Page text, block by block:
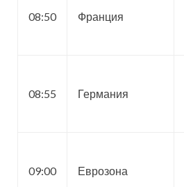
08:50 Франция
08:55 Германия
09:00 Еврозона